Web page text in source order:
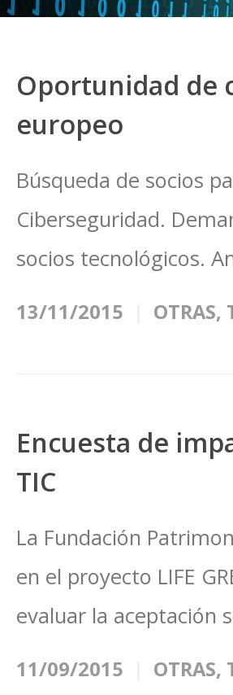
Oportunidad de
europeo
Búsqueda de socios
Ciberseguridad.
socios tecnológicos.
13/11/2015 OTRAS,
Encuesta de
TIC
La Fundación
en el proyecto LIFE
evaluar la aceptación
11/09/2015 OTRAS,